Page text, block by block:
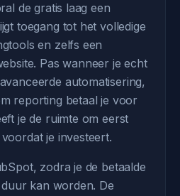
de gratis laag een
toegang tot het volledige
en zelfs een
Pas wanneer je echt
automatisering,
reporting betaal je voor
je de ruimte om eerst
je investeert.
zodra je de betaalde
kan worden. De